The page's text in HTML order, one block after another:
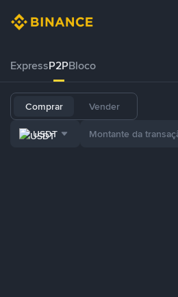
ExpressP2PBloco
Comprar Vender
USDT